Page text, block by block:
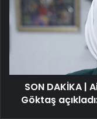
Aile
ve
Sosyal
Göktaş
açıkladı:
Esnek
SON DAKİKA |
Göktaş